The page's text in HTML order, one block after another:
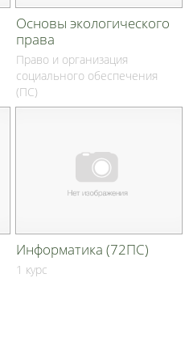
Основы экологического
права
Право и организация
социального обеспечения
(ПС)
Информатика (72ПС)
1 курс